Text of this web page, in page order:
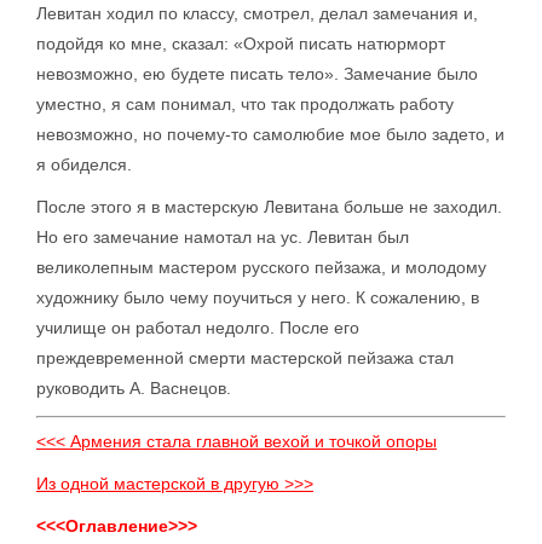
Левитан ходил по классу, смотрел, делал замечания и,
подойдя ко мне, сказал: «Охрой писать натюрморт
невозможно, ею будете писать тело». Замечание было
уместно, я сам понимал, что так продолжать работу
невозможно, но почему-то самолюбие мое было задето, и
я обиделся.
После этого я в мастерскую Левитана больше не заходил.
Но его замечание намотал на ус. Левитан был
великолепным мастером русского пейзажа, и молодому
художнику было чему поучиться у него. К сожалению, в
училище он работал недолго. После его
преждевременной смерти мастерской пейзажа стал
руководить А. Васнецов.
<<< Армения стала главной вехой и точкой опоры
Из одной мастерской в другую >>>
<<<Оглавление>>>